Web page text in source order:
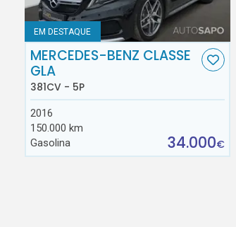
EM DESTAQUE
MERCEDES-BENZ CLASSE
GLA
381CV - 5P
2016
150.000 km
Gasolina
34.000€